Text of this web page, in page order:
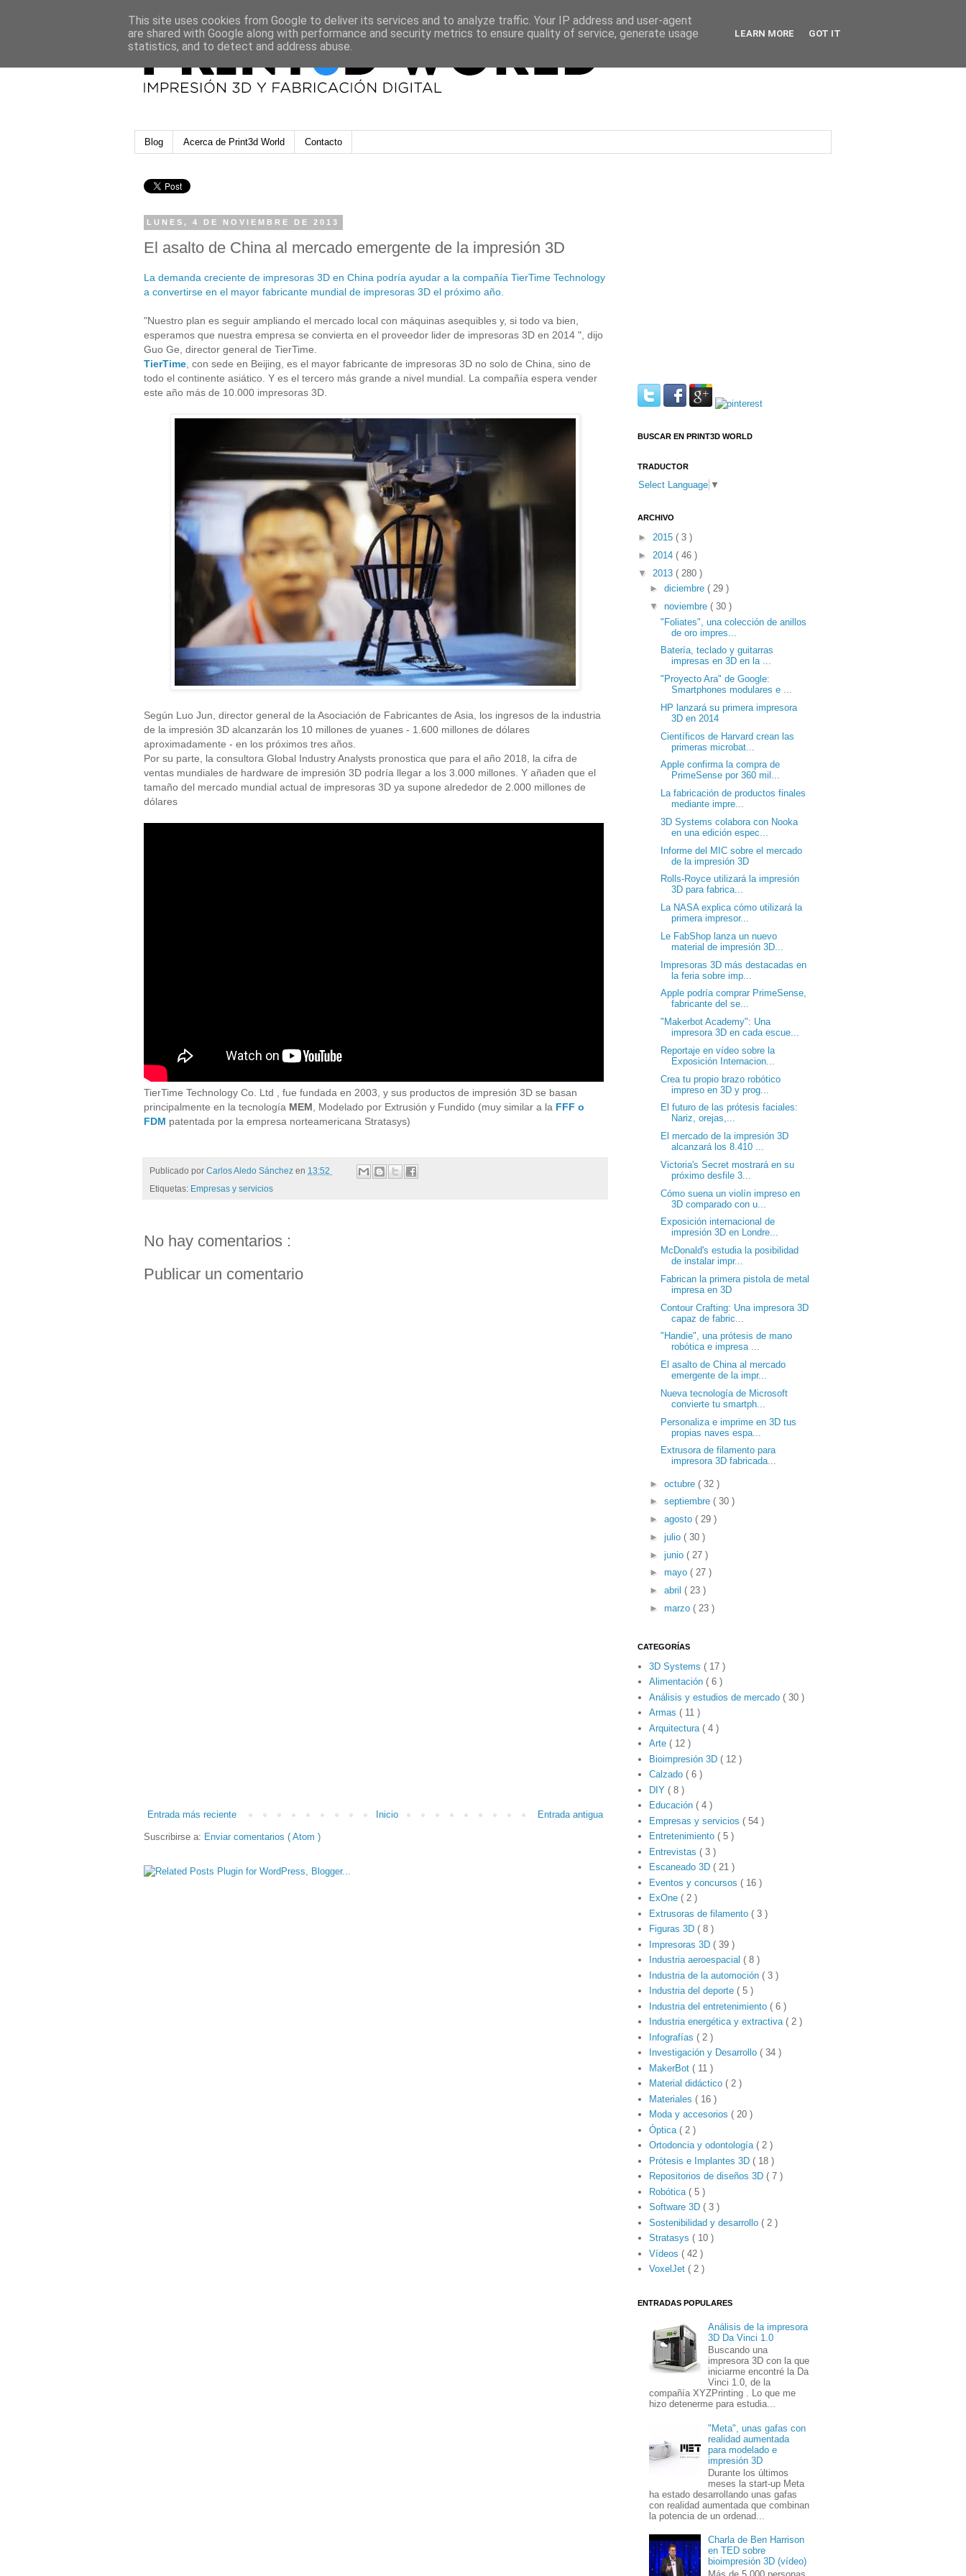
Blog Acerca de Print3d World Contacto
LUNES, 4 DE NOVIEMBRE DE 2013
El asalto de China al mercado emergente de la impresión 3D
La demanda creciente de impresoras 3D en China podría ayudar a la compañía TierTime Technology
a convertirse en el mayor fabricante mundial de impresoras 3D el próximo año.
"Nuestro plan es seguir ampliando el mercado local con máquinas asequibles y, si todo va bien,
esperamos que nuestra empresa se convierta en el proveedor lider de impresoras 3D en 2014 ", dijo
Guo Ge, director general de TierTime.
TierTime , con sede en Beijing, es el mayor fabricante de impresoras 3D no solo de China, sino de
todo el continente asiático. Y es el tercero más grande a nivel mundial. La compañía espera vender
este año más de 10.000 impresoras 3D.
Según Luo Jun, director general de la Asociación de Fabricantes de Asia, los ingresos de la industria
de la impresión 3D alcanzarán los 10 millones de yuanes - 1.600 millones de dólares
aproximadamente - en los próximos tres años.
Por su parte, la consultora Global Industry Analysts pronostica que para el año 2018, la cifra de
ventas mundiales de hardware de impresión 3D podría llegar a los 3.000 millones. Y añaden que el
tamaño del mercado mundial actual de impresoras 3D ya supone alrededor de 2.000 millones de
dólares
TierTime Technology Co. Ltd , fue fundada en 2003, y sus productos de impresión 3D se basan
principalmente en la tecnología MEM , Modelado por Extrusión y Fundido (muy similar a la FFF o
FDM patentada por la empresa norteamericana Stratasys)
Publicado por Carlos Aledo Sánchez en 13:52
Etiquetas: Empresas y servicios
No hay comentarios :
Publicar un comentario
Entrada más reciente Entrada antigua
Inicio
Suscribirse a: Enviar comentarios ( Atom )
BUSCAR EN PRINT3D WORLD
TRADUCTOR
Select Language ▼
ARCHIVO
► 2015 ( 3 )
► 2014 ( 46 )
▼ 2013 ( 280 )
► diciembre ( 29 )
▼ noviembre ( 30 )
"Foliates", una colección de anillos
de oro impres...
Batería, teclado y guitarras
impresas en 3D en la ...
"Proyecto Ara" de Google:
Smartphones modulares e ...
HP lanzará su primera impresora
3D en 2014
Científicos de Harvard crean las
primeras microbat...
Apple confirma la compra de
PrimeSense por 360 mil...
La fabricación de productos finales
mediante impre...
3D Systems colabora con Nooka
en una edición espec...
Informe del MIC sobre el mercado
de la impresión 3D
Rolls-Royce utilizará la impresión
3D para fabrica...
La NASA explica cómo utilizará la
primera impresor...
Le FabShop lanza un nuevo
material de impresión 3D...
Impresoras 3D más destacadas en
la feria sobre imp...
Apple podría comprar PrimeSense,
fabricante del se...
"Makerbot Academy": Una
impresora 3D en cada escue...
Reportaje en vídeo sobre la
Exposición Internacion...
Crea tu propio brazo robótico
impreso en 3D y prog...
El futuro de las prótesis faciales:
Nariz, orejas,...
El mercado de la impresión 3D
alcanzará los 8.410 ...
Victoria's Secret mostrará en su
próximo desfile 3...
Cómo suena un violín impreso en
3D comparado con u...
Exposición internacional de
impresión 3D en Londre...
McDonald's estudia la posibilidad
de instalar impr...
Fabrican la primera pistola de metal
impresa en 3D
Contour Crafting: Una impresora 3D
capaz de fabric...
"Handie", una prótesis de mano
robótica e impresa ...
El asalto de China al mercado
emergente de la impr...
Nueva tecnología de Microsoft
convierte tu smartph...
Personaliza e imprime en 3D tus
propias naves espa...
Extrusora de filamento para
impresora 3D fabricada...
► octubre ( 32 )
► septiembre ( 30 )
► agosto ( 29 )
► julio ( 30 )
► junio ( 27 )
► mayo ( 27 )
► abril ( 23 )
► marzo ( 23 )
CATEGORÍAS
3D Systems( 17 )
Alimentación( 6 )
Análisis y estudios de mercado( 30 )
Armas( 11 )
Arquitectura( 4 )
Arte( 12 )
Bioimpresión 3D( 12 )
Calzado( 6 )
DIY( 8 )
Educación( 4 )
Empresas y servicios( 54 )
Entretenimiento( 5 )
Entrevistas( 3 )
Escaneado 3D( 21 )
Eventos y concursos( 16 )
ExOne( 2 )
Extrusoras de filamento( 3 )
Figuras 3D( 8 )
Impresoras 3D( 39 )
Industria aeroespacial( 8 )
Industria de la automoción( 3 )
Industria del deporte( 5 )
Industria del entretenimiento( 6 )
Industria energética y extractiva( 2 )
Infografías( 2 )
Investigación y Desarrollo( 34 )
MakerBot( 11 )
Material didáctico( 2 )
Materiales( 16 )
Moda y accesorios( 20 )
Óptica( 2 )
Ortodoncia y odontología( 2 )
Prótesis e Implantes 3D( 18 )
Repositorios de diseños 3D( 7 )
Robótica( 5 )
Software 3D( 3 )
Sostenibilidad y desarrollo( 2 )
Stratasys( 10 )
Vídeos( 42 )
VoxelJet( 2 )
ENTRADAS POPULARES
Análisis de la impresora
3D Da Vinci 1.0
Buscando una
impresora 3D con la que
iniciarme encontré la Da
Vinci 1.0, de la
compañía XYZPrinting . Lo que me
hizo detenerme para estudia...
"Meta", unas gafas con
realidad aumentada
para modelado e
impresión 3D
Durante los últimos
meses la start-up Meta
ha estado desarrollando unas gafas
con realidad aumentada que combinan
la potencia de un ordenad...
Charla de Ben Harrison
en TED sobre
bioimpresión 3D (vídeo)
This site uses cookies from Google to deliver its services and to analyze traffic. Your IP address and user-agent
are shared with Google along with performance and security metrics to ensure quality of service, generate usage
statistics, and to detect and address abuse.
LEARN MORE GOT IT